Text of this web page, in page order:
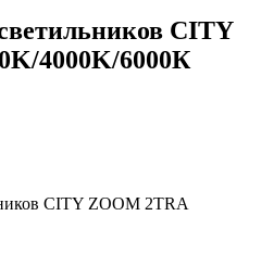
CITY
4000K/6000К
CITY ZOOM 2TRA